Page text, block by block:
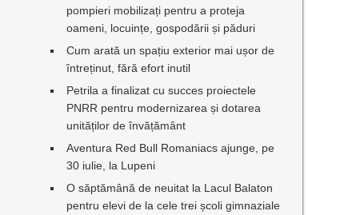
pompieri mobilizați pentru a proteja
oameni, locuințe, gospodării și păduri
Cum arată un spațiu exterior mai ușor de
întreținut, fără efort inutil
Petrila a finalizat cu succes proiectele
PNRR pentru modernizarea și dotarea
unităților de învățământ
Aventura Red Bull Romaniacs ajunge, pe
30 iulie, la Lupeni
O săptămână de neuitat la Lacul Balaton
pentru elevi de la cele trei școli gimnaziale